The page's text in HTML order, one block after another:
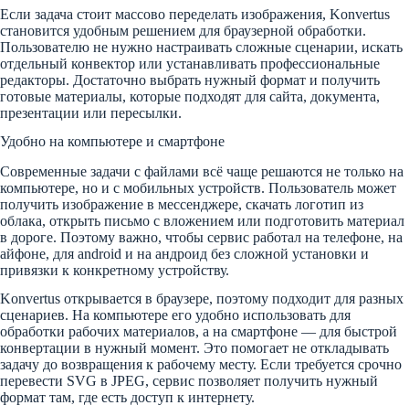
Если задача стоит массово переделать изображения, Konvertus
становится удобным решением для браузерной обработки.
Пользователю не нужно настраивать сложные сценарии, искать
отдельный конвектор или устанавливать профессиональные
редакторы. Достаточно выбрать нужный формат и получить
готовые материалы, которые подходят для сайта, документа,
презентации или пересылки.
Удобно на компьютере и смартфоне
Современные задачи с файлами всё чаще решаются не только на
компьютере, но и с мобильных устройств. Пользователь может
получить изображение в мессенджере, скачать логотип из
облака, открыть письмо с вложением или подготовить материал
в дороге. Поэтому важно, чтобы сервис работал на телефоне, на
айфоне, для android и на андроид без сложной установки и
привязки к конкретному устройству.
Konvertus открывается в браузере, поэтому подходит для разных
сценариев. На компьютере его удобно использовать для
обработки рабочих материалов, а на смартфоне — для быстрой
конвертации в нужный момент. Это помогает не откладывать
задачу до возвращения к рабочему месту. Если требуется срочно
перевести SVG в JPEG, сервис позволяет получить нужный
формат там, где есть доступ к интернету.